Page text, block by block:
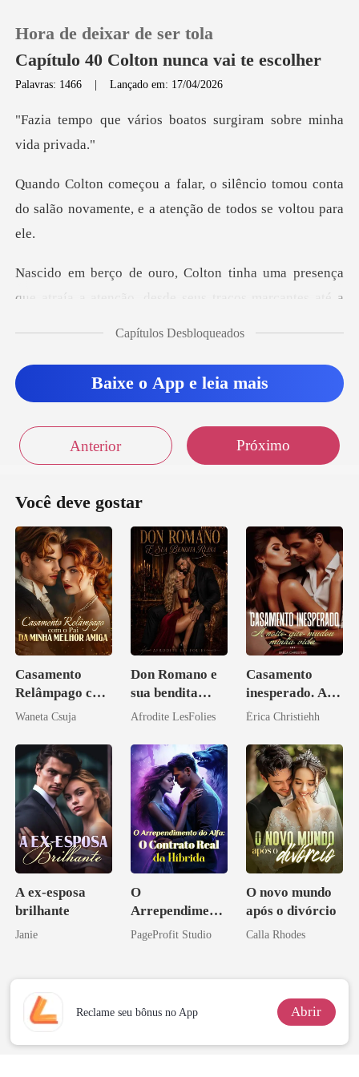
0
Histórico
Hora de deixar de ser tola
Capítulo 40 Colton nunca vai te escolher
Palavras: 1466 |Lançado em: 17/04/2026
s boatos surgiram sobr
cio tomou conta
do salão novamente, e
e atraía a atenção, desde seus traços marcantes até a
Capítulos Desbloqueados
Baixe o App e leia mais
Anterior Próximo
Você deve gostar
Casamento
Relâmpago com
o Pai da Minha
Waneta Csuja
Don Romano e
sua bendita
ruína
Afrodite LesFolies
Casamento
inesperado. A
noite que mudou
Érica Christiehh
A ex-esposa
brilhante
Janie
O
Arrependiment
o do Alfa: O
PageProfit Studio
O novo mundo
após o divórcio
Calla Rhodes
Reclame seu bônus no App Abrir